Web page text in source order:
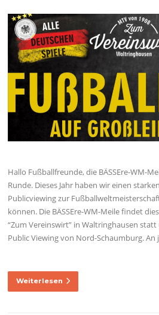
Hallo Fußballfreunde, die BÄSSEre-WM-
Runde. Dieses Jahr haben wir einen
Publicviewing zur
können. Die BÄSSEre-WM-Meile findet
“Zum Vereinswirt” in Waltringhausen
Public Viewing von Nord-Schaumburg. An
Weiterlesen